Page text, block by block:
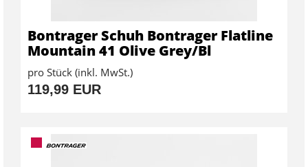
Bontrager Schuh Bontrager Flatline
Mountain 41 Olive Grey/Bl
pro Stück (inkl. MwSt.)
119,99 EUR